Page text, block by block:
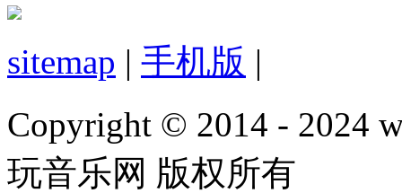
sitemap | 手机版 |
Copyright © 2014 - 2024
玩音乐网 版权所有